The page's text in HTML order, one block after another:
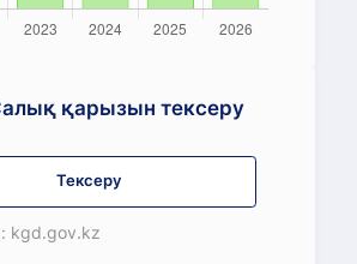
қарызын тексеру
Тексеру
kgd.gov.kz